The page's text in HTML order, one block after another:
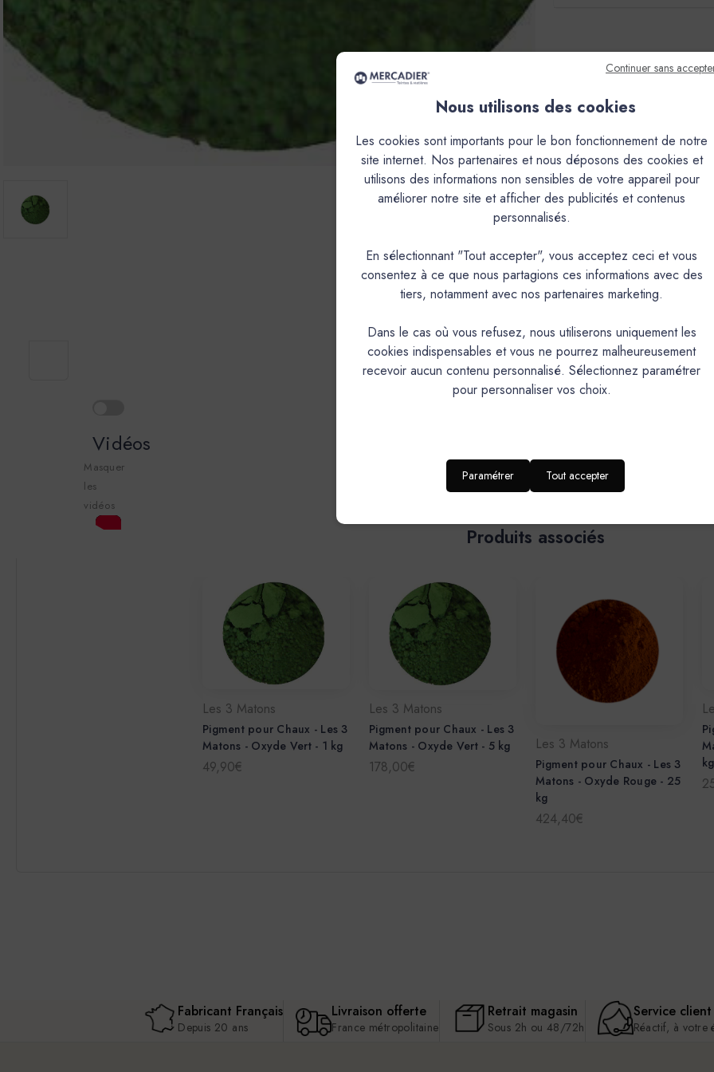
Vidéos
Masquer
les
vidéos
Produits associés
Les 3 Matons
Pigment pour Chaux - Les 3
Matons - Oxyde Vert - 1 kg
49,90€
Les 3 Matons
Pigment pour Chaux - Les 3
Matons - Oxyde Vert - 5 kg
178,00€
Les 3 Matons
Pigment pour Chaux - Les 3
Matons - Oxyde Rouge - 25
kg
424,40€
kg
Fabricant Français
Depuis 20 ans
Livraison offerte
France métropolitaine
Retrait magasin
Sous 2h ou 48/72h
Service client
Réactif, à votre
Continuer sans
Nous utilisons des cookies
Les cookies sont importants pour le bon fonctionnement de notre
site internet. Nos partenaires et nous déposons des cookies et
utilisons des informations non sensibles de votre appareil pour
améliorer notre site et afficher des publicités et contenus
personnalisés.
En sélectionnant "Tout accepter", vous acceptez ceci et vous
consentez à ce que nous partagions ces informations avec des
tiers, notamment avec nos partenaires marketing.
Dans le cas où vous refusez, nous utiliserons uniquement les
cookies indispensables et vous ne pourrez malheureusement
recevoir aucun contenu personnalisé. Sélectionnez paramétrer
pour personnaliser vos choix.
Paramétrer Tout accepter